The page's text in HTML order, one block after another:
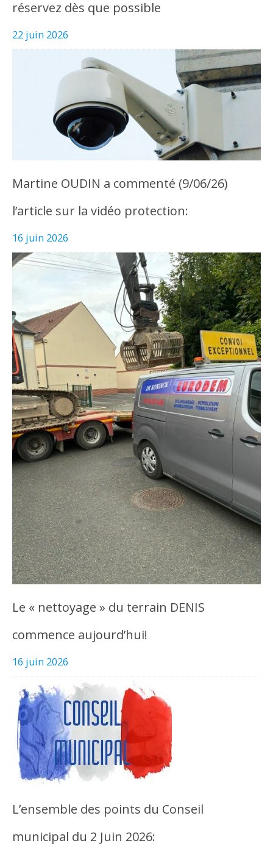
réservez dès que possible
22 juin 2026
Martine OUDIN a commenté (9/06/26)
l’article sur la vidéo protection:
16 juin 2026
Le « nettoyage » du terrain DENIS
commence aujourd’hui!
16 juin 2026
L’ensemble des points du Conseil
municipal du 2 Juin 2026: